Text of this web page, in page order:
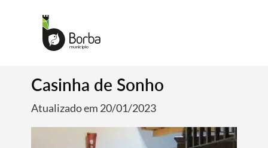
Casinha de Sonho
Atualizado em 20/01/2023